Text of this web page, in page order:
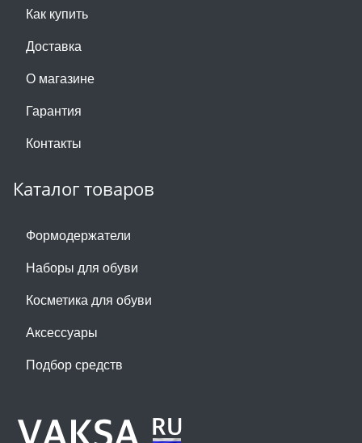
Как купить
Доставка
О магазине
Гарантия
Контакты
Каталог товаров
Формодержатели
Наборы для обуви
Косметика для обуви
Аксессуары
Подбор средств